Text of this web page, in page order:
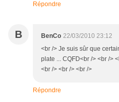
Répondre
B BenCo 22/03/2010 23:12
<br /> Je suis sûr que
plate ... CQFD<br /> <br />
<br /> <br /> <br />
Répondre